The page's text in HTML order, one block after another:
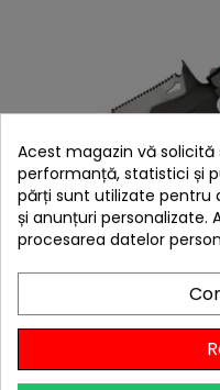
Lopata
Preț

Acest magazin vă
performanță, statistici și
părți sunt utilizate
și anunțuri personalizate.
procesarea datelor